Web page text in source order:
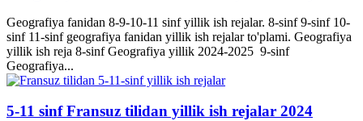
Geografiya fanidan 8-9-10-11 sinf yillik ish rejalar. 8-sinf 9-sinf 10-
sinf 11-sinf geografiya fanidan yillik ish rejalar to'plami. Geografiya
yillik ish reja 8-sinf Geografiya yillik 2024-2025 9-sinf
Geografiya...
5-11 sinf Fransuz tilidan yillik ish rejalar 2024